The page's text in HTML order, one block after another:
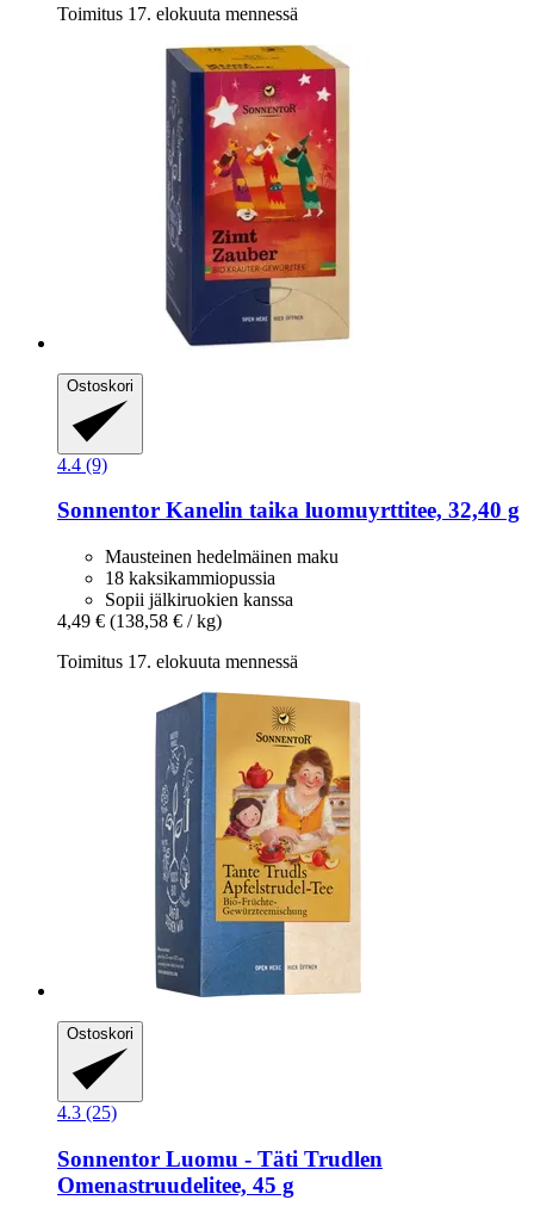
Toimitus 17. elokuuta mennessä
Ostoskori
4.4 (9)
Sonnentor Kanelin taika luomuyrttitee, 32,40 g
Mausteinen hedelmäinen maku
18 kaksikammiopussia
Sopii jälkiruokien kanssa
4,49 € (138,58 € / kg)
Toimitus 17. elokuuta mennessä
Ostoskori
4.3 (25)
Sonnentor Luomu -​ Täti Trudlen
Omenastruudelitee, 45 g